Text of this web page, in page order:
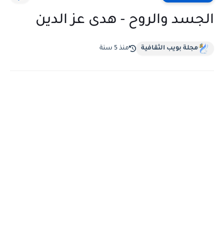
الجسد والروح - هدى عز الدين
مجلة بويب الثقافية منذ 5 سنة